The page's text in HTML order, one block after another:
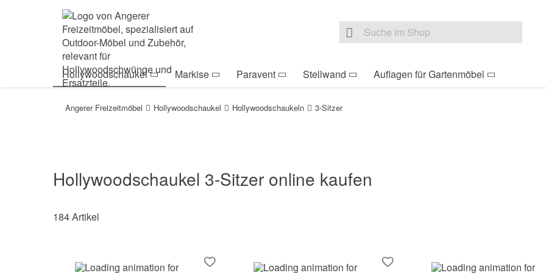
Zur Navigation springen
Suche nach
Hollywoodschaukel Markise Paravent Stellwand Auflagen für Gartenmöbel
Angerer Freizeitmöbel Hollywoodschaukel Hollywoodschaukeln 3-Sitzer
Hollywoodschaukel 3-Sitzer online kaufen
184 Artikel